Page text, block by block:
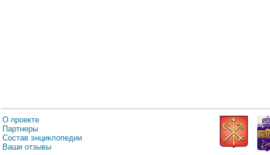
О проекте
Партнеры
Состав энциклопедии
Ваши отзывы